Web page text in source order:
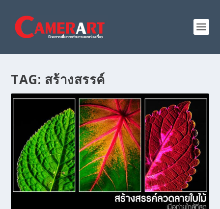
TAG: สร้างสรรค์